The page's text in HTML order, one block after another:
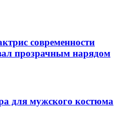
современности
прозрачным нарядом
для мужского костюма